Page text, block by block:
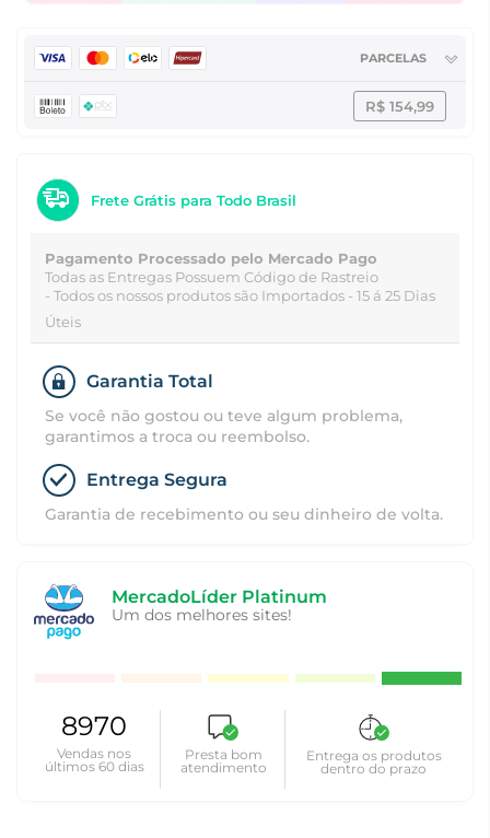
PARCELAS
R$ 154,99
Frete Grátis para Todo Brasil
Pagamento Processado pelo Mercado Pago
Todas as Entregas Possuem Código de Rastreio
- Todos os nossos produtos são Importados - 15 á 25 Dias
Úteis
Garantia Total
Se você não gostou ou teve algum problema,
garantimos a troca ou reembolso.
Entrega Segura
Garantia de recebimento ou seu dinheiro de volta.
MercadoLíder Platinum
Um dos melhores sites!
8970
Vendas nos
últimos 60 dias
Presta bom
atendimento
Entrega os produtos
dentro do prazo